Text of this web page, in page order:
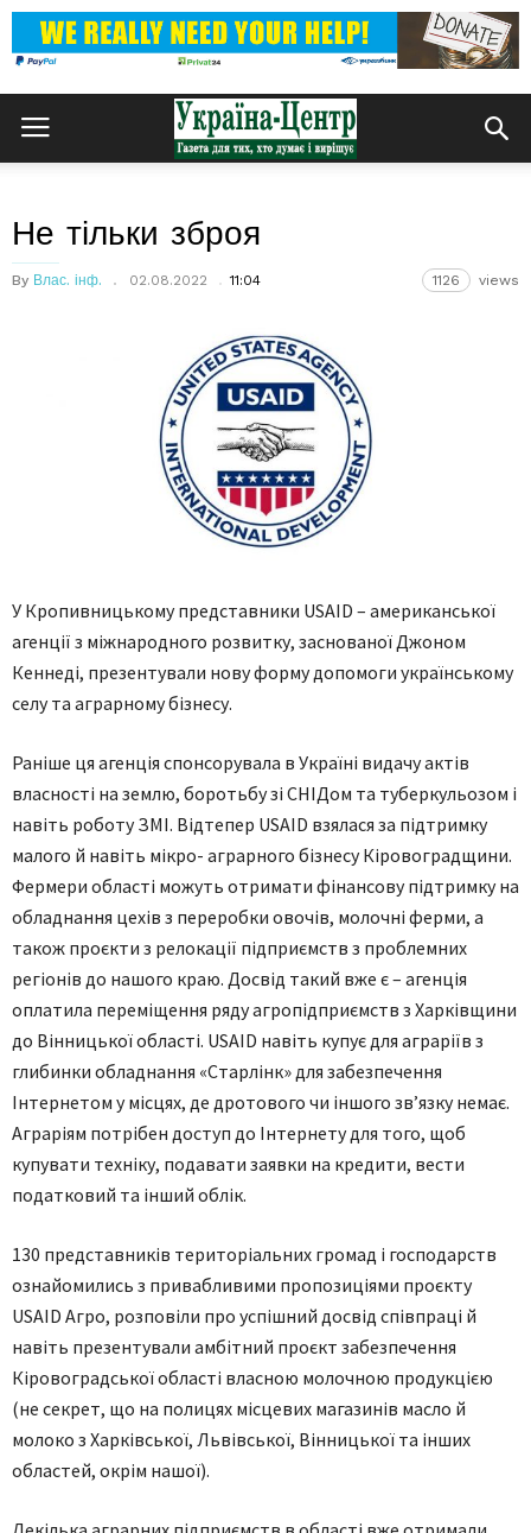
Не тільки зброя
By Влас. інф. 02.08.2022 11:04 1126 views
У Кропивницькому представники USAID – американської
агенції з міжнародного розвитку, заснованої Джоном
Кеннеді, презентували нову форму допомоги українському
селу та аграрному бізнесу.
Раніше ця агенція спонсорувала в Україні видачу актів
власності на землю, боротьбу зі СНІДом та туберкульозом і
навіть роботу ЗМІ. Відтепер USAID взялася за підтримку
малого й навіть мікро- аграрного бізнесу Кіровоградщини.
Фермери області можуть отримати фінансову підтримку на
обладнання цехів з переробки овочів, молочні ферми, а
також проєкти з релокації підприємств з проблемних
регіонів до нашого краю. Досвід такий вже є – агенція
оплатила переміщення ряду агропідприємств з Харківщини
до Вінницької області. USAID навіть купує для аграріїв з
глибинки обладнання «Старлінк» для забезпечення
Інтернетом у місцях, де дротового чи іншого зв’язку немає.
Аграріям потрібен доступ до Інтернету для того, щоб
купувати техніку, подавати заявки на кредити, вести
податковий та інший облік.
130 представників територіальних громад і господарств
ознайомились з привабливими пропозиціями проєкту
USAID Агро, розповіли про успішний досвід співпраці й
навіть презентували амбітний проєкт забезпечення
Кіровоградської області власною молочною продукцією
(не секрет, що на полицях місцевих магазинів масло й
молоко з Харківської, Львівської, Вінницької та інших
областей, окрім нашої).